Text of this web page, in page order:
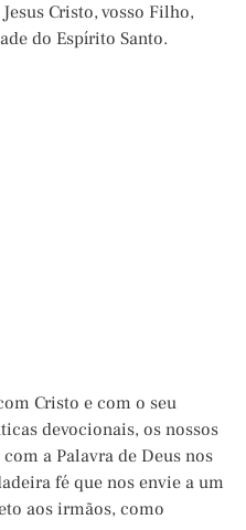
Cristo, vosso Filho,
do Espírito Santo.
Cristo e com o seu
devocionais, os nossos
a Palavra de Deus nos
fé que nos envie a um
aos irmãos, como